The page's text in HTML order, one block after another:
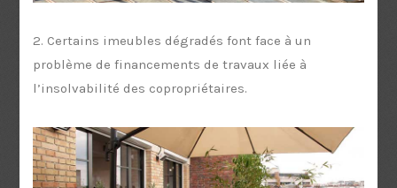
2. Certains imeubles dégradés font face à un
problème de financements de travaux liée à
l’insolvabilité des copropriétaires.